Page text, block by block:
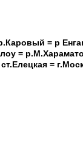
= р
=
=